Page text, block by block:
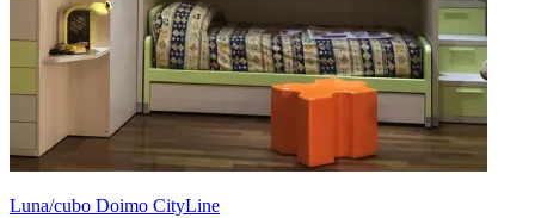
Luna/cubo Doimo CityLine